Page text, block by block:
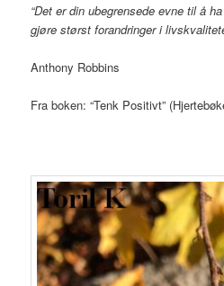
“Det er din ubegrensede evne til å
gjøre størst forandringer i
Anthony Robbins
Fra boken: “Tenk Positivt”